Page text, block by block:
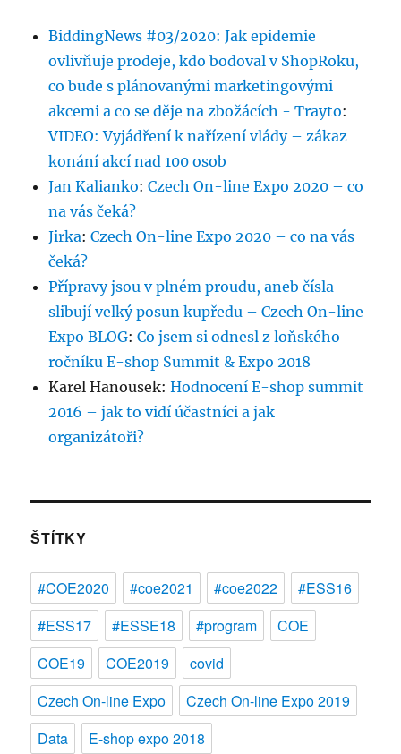
BiddingNews #03/2020: Jak epidemie
ovlivňuje prodeje, kdo bodoval v ShopRoku,
co bude s plánovanými marketingovými
akcemi a co se děje na zbožácích - Trayto:
VIDEO: Vyjádření k nařízení vlády – zákaz
konání akcí nad 100 osob
Jan Kalianko:Czech On-line Expo 2020 – co
na vás čeká?
Jirka:Czech On-line Expo 2020 – co na vás
čeká?
Přípravy jsou v plném proudu, aneb čísla
slibují velký posun kupředu – Czech On-line
Expo BLOG:Co jsem si odnesl z loňského
ročníku E-shop Summit & Expo 2018
Karel Hanousek:Hodnocení E-shop summit
2016 – jak to vidí účastníci a jak
organizátoři?
ŠTÍTKY
#COE2020 #coe2021 #coe2022
#ESS16
#ESS17
#ESSE18 #program
COE
COE19
COE2019
covid
Czech On-line Expo
Czech On-line Expo 2019
Data
E-shop expo 2018